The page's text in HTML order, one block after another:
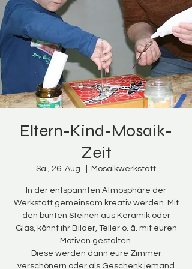
Eltern-Kind-Mosaik-
Zeit
Sa., 26. Aug. Mosaikwerkstatt
In der entspannten Atmosphäre der
Werkstatt gemeinsam kreativ werden. Mit
den bunten Steinen aus Keramik oder
Glas, könnt ihr Bilder, Teller o. ä. mit euren
Motiven gestalten.
Diese werden dann eure Zimmer
verschönern oder als Geschenk jemand